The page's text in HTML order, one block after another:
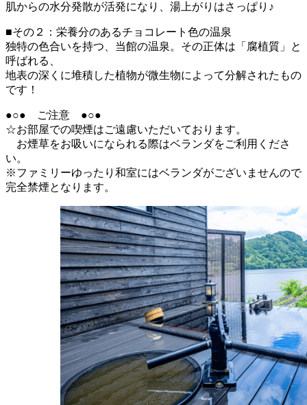
肌からの水分発散が活発になり、湯上がりはさっぱり♪
■その２：栄養分のあるチョコレート色の温泉
独特の色合いを持つ、当館の温泉。その正体は「腐植質」と
呼ばれる、
地表の深くに堆積した植物が微生物によって分解されたもの
です！
●○● ご注意 ●○●
☆お部屋での喫煙はご遠慮いただいております。
お煙草をお吸いになられる際はベランダをご利用くださ
い。
※ファミリーゆったり和室にはベランダがございませんので
完全禁煙となります。